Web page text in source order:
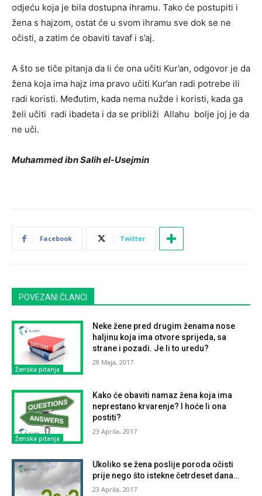
odjeću koja je bila dostupna ihramu. Tako će postupiti i
žena s hajzom, ostat će u svom ihramu sve dok se ne
očisti, a zatim će obaviti tavaf i s’aj.
A što se tiče pitanja da li će ona učiti Kur’an, odgovor je da
žena koja ima hajz ima pravo učiti Kur’an radi potrebe ili
radi koristi. Međutim, kada nema nužde i koristi, kada ga
želi učiti radi ibadeta i da se približi Allahu bolje joj je da
ne uči.
Muhammed ibn Salih el-Usejmin
Facebook Twitter
POVEZANI ČLANCI
Ženska pitanja
Neke žene pred drugim ženama nose
haljinu koja ima otvore sprijeda, sa
strane i pozadi. Je li to uredu?
28 Maja, 2017
Ženska pitanja
Kako će obaviti namaz žena koja ima
neprestano krvarenje? I hoće li ona
postiti?
23 Aprila, 2017
Ukoliko se žena poslije poroda očisti
prije nego što istekne četrdeset dana…
23 Aprila, 2017